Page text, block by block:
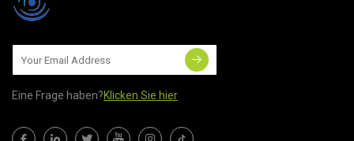
Eine Frage haben?Klicken Sie hier